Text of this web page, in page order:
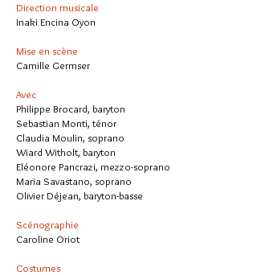
Direction musicale
Inaki Encina Oyon
Mise en scène
Camille Germser
Avec
Philippe Brocard, baryton
Sebastian Monti, ténor
Claudia Moulin, soprano
Wiard Witholt, baryton
Eléonore Pancrazi, mezzo-soprano
Maria Savastano, soprano
Olivier Déjean, baryton-basse
Scénographie
Caroline Oriot
Costumes